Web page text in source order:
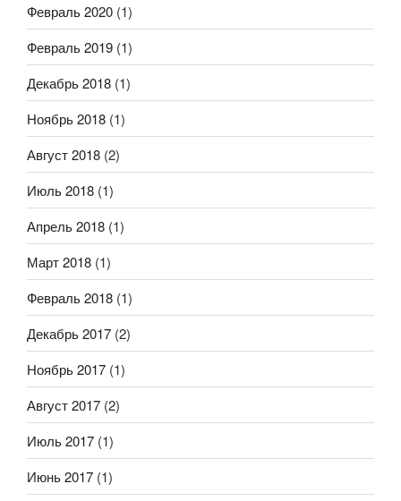
Февраль 2020 (1)
Февраль 2019 (1)
Декабрь 2018 (1)
Ноябрь 2018 (1)
Август 2018 (2)
Июль 2018 (1)
Апрель 2018 (1)
Март 2018 (1)
Февраль 2018 (1)
Декабрь 2017 (2)
Ноябрь 2017 (1)
Август 2017 (2)
Июль 2017 (1)
Июнь 2017 (1)